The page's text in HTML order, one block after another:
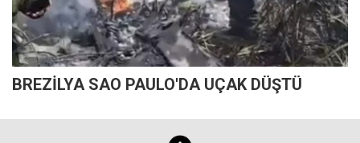
BREZİLYA SAO PAULO'DA UÇAK DÜŞTÜ